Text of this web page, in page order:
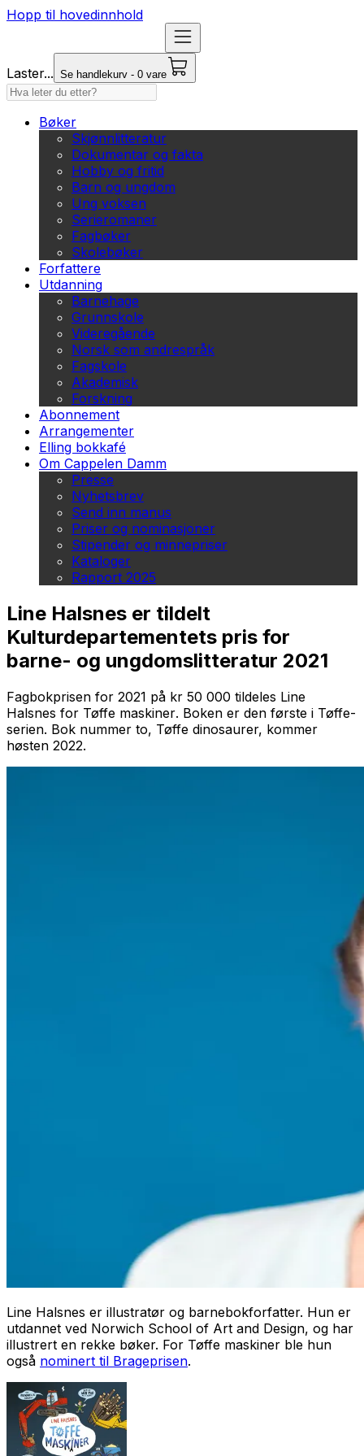
Hopp til hovedinnhold
Laster... Se handlekurv - 0 vare
Bøker
Skjønnlitteratur
Dokumentar og fakta
Hobby og fritid
Barn og ungdom
Ung voksen
Serieromaner
Fagbøker
Skolebøker
Forfattere
Utdanning
Barnehage
Grunnskole
Videregående
Norsk som andrespråk
Fagskole
Akademisk
Forskning
Abonnement
Arrangementer
Elling bokkafé
Om Cappelen Damm
Presse
Nyhetsbrev
Send inn manus
Priser og nominasjoner
Stipender og minnepriser
Kataloger
Rapport 2025
Line Halsnes er tildelt
Kulturdepartementets pris for
barne- og ungdomslitteratur 2021
Fagbokprisen for 2021 på kr 50 000 tildeles Line
Halsnes for Tøffe maskiner. Boken er den første i Tøffe-
serien. Bok nummer to, Tøffe dinosaurer, kommer
høsten 2022.
Line Halsnes er illustratør og barnebokforfatter. Hun er
utdannet ved Norwich School of Art and Design, og har
illustrert en rekke bøker. For Tøffe maskiner ble hun
også nominert til Brageprisen.